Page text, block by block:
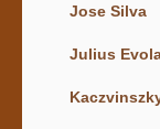
Jose Silva
Julius